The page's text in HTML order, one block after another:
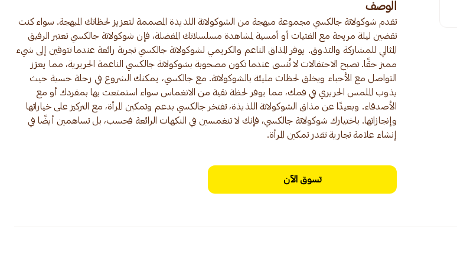
الوصف
تقدم شوكولاتة جالكسي مجموعة مبهجة من الشوكولاتة اللذيذة المصممة لتعزيز لحظاتك المبهجة. سواء كنت
تقضين ليلة مريحة مع الفتيات أو أمسية لمشاهدة مسلسلاتك المفضلة، فإن شوكولاتة جالكسي تعتبر الرفيق
المثالي للمشاركة والتذوق. يوفر المذاق الناعم والكريمي لشوكولاتة جالكسي تجربة رائعة عندما تتوقين إلى شيء
مميز حقًا. تصبح الاحتفالات لا تُنسى عندما تكون مصحوبة بشوكولاتة جالكسي الناعمة الحريرية، مما يعزز
التواصل مع الأحباء ويخلق لحظات مليئة بالشوكولاتة. مع جالكسي، يمكنك الشروع في رحلة حسية حيث
يذوب الملمس الحريري في فمك، مما يوفر لحظة نقية من الانغماس سواء استمتعت بها بمفردك أو مع
الأصدقاء. وبعيدًا عن مذاق الشوكولاتة اللذيذة، تفتخر جالكسي بدعم وتمكين المرأة، مع التركيز على خياراتها
وإنجازاتها. باختيارك شوكولاتة جالكسي، فإنك لا تنغمسين في النكهات الرائعة فحسب، بل تساهمين أيضًا في
إنشاء علامة تجارية تقدر تمكين المرأة.
تسوق الآن